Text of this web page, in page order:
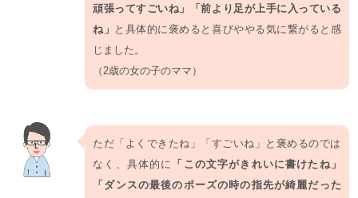
頑張ってすごいね」「前より足が上手に入っている
ね」 と具体的に褒めると喜びややる気に繋がると感
じました。
（2歳の女の子のママ）
ただ「よくできたね」「すごいね」と褒めるのでは
なく、具体的に 「この文字がきれいに書けたね」
「ダンスの最後のポーズの時の指先が綺麗だった